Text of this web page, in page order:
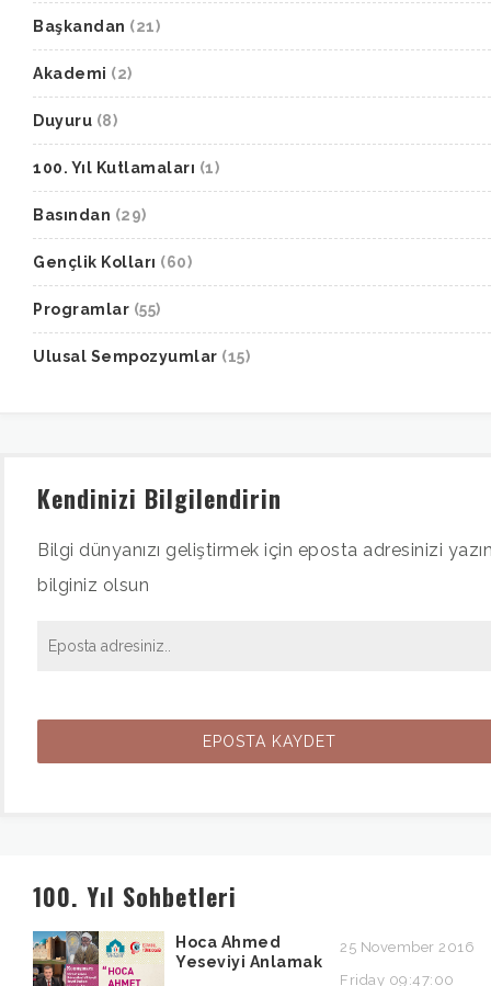
Başkandan (21)
Akademi (2)
Duyuru (8)
100. Yıl Kutlamaları (1)
Basından (29)
Gençlik Kolları (60)
Programlar (55)
Ulusal Sempozyumlar (15)
Kendinizi Bilgilendirin
Bilgi dünyanızı geliştirmek için eposta adresinizi
bilginiz olsun
100. Yıl Sohbetleri
Hoca Ahmed
Yeseviyi Anlamak
25 November 2016
Friday 09:47:00